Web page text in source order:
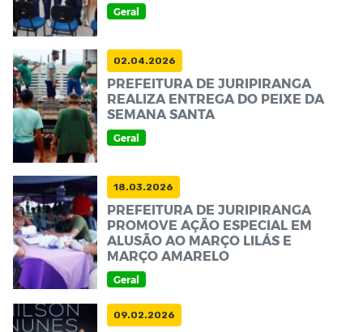
Geral
02.04.2026
PREFEITURA DE JURIPIRANGA
REALIZA ENTREGA DO PEIXE DA
SEMANA SANTA
Geral
18.03.2026
PREFEITURA DE JURIPIRANGA
PROMOVE AÇÃO ESPECIAL EM
ALUSÃO AO MARÇO LILÁS E
MARÇO AMARELO
Geral
09.02.2026